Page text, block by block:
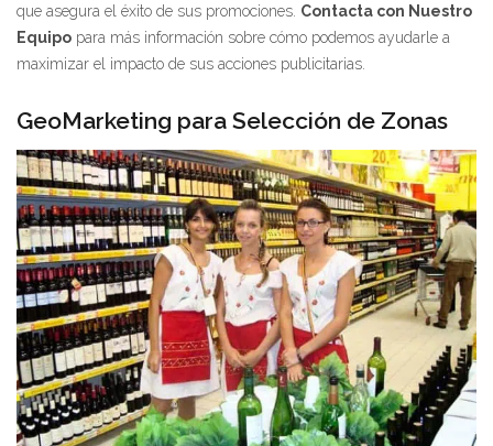
que asegura el éxito de sus promociones. Contacta con Nuestro
Equipo para más información sobre cómo podemos ayudarle a
maximizar el impacto de sus acciones publicitarias.
GeoMarketing para Selección de Zonas